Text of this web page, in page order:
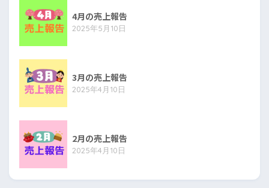
4月の売上報告
2025年5月10日
3月の売上報告
2025年4月10日
2月の売上報告
2025年4月10日